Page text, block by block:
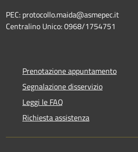
PEC: protocollo.maida@asmepec.it
Centralino Unico: 0968/1754751
Prenotazione appuntamento
Segnalazione disservizio
Leggi le FAQ
Richiesta assistenza